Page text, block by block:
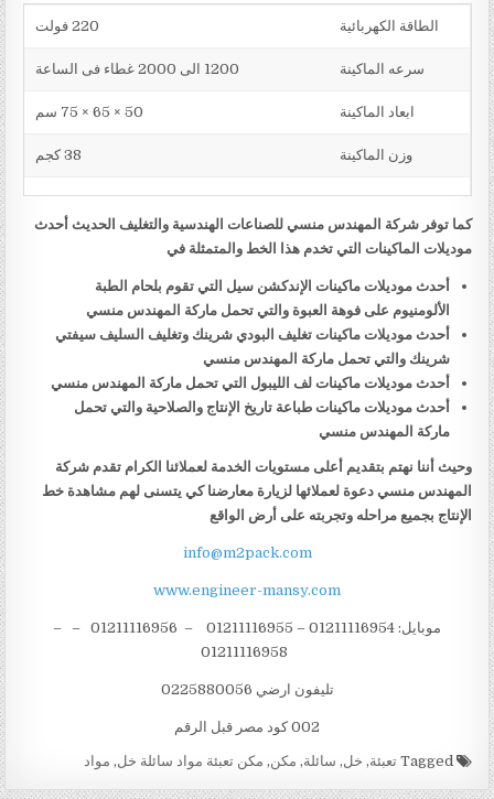
الطاقة الكهربائية 220 فولت
سرعه الماكينة 1200 الى 2000 غطاء فى الساعة
ابعاد الماكينة 50 × 65 × 75 سم
وزن الماكينة 38 كجم
كما توفر شركة المهندس منسي للصناعات الهندسية والتغليف الحديث أحدث
موديلات الماكينات التي تخدم هذا الخط والمتمثلة في
أحدث موديلات ماكينات الإندكشن سيل التي تقوم بلحام الطبة
الألومنيوم على فوهة العبوة والتي تحمل ماركة المهندس منسي
أحدث موديلات ماكينات تغليف البودي شرينك وتغليف السليف سيفتي
شرينك والتي تحمل ماركة المهندس منسي
أحدث موديلات ماكينات لف الليبول التي تحمل ماركة المهندس منسي
أحدث موديلات ماكينات طباعة تاريخ الإنتاج والصلاحية والتي تحمل
ماركة المهندس منسي
وحيث أننا نهتم بتقديم أعلى مستويات الخدمة لعملائنا الكرام تقدم شركة
المهندس منسي دعوة لعملائها لزيارة معارضنا كي يتسنى لهم مشاهدة خط
الإنتاج بجميع مراحله وتجربته على أرض الواقع
info@m2pack.com
www.engineer-mansy.com
موبايل: 01211116954 – 01211116955 – 01211116956 – –
تليفون ارضي 0225880056
002 كود مصر قبل الرقم
Tagged تعبئة, خل, سائلة, مكن, مكن تعبئة مواد سائلة خل, مواد